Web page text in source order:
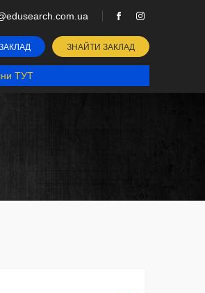
ЗНАЙТИ ЗАКЛАД
ТУТ